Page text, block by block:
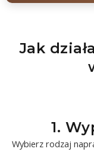
Jak
1.
Wybierz rodzaj